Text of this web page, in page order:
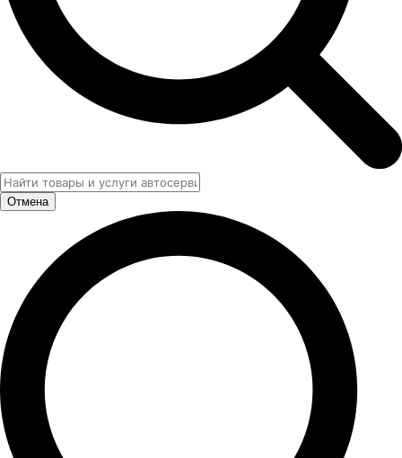
Отмена